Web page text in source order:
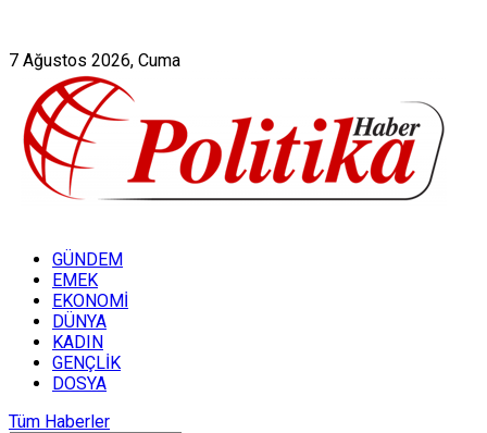
7 Ağustos 2026, Cuma
GÜNDEM
EMEK
EKONOMİ
DÜNYA
KADIN
GENÇLİK
DOSYA
Tüm Haberler